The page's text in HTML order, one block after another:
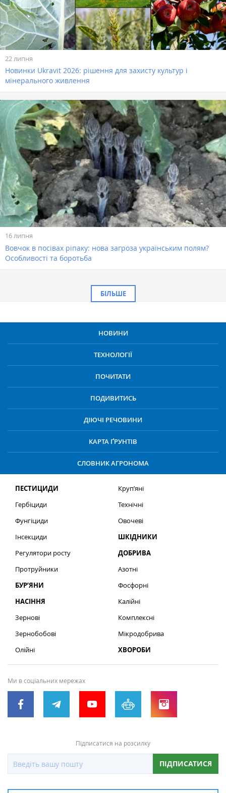
22 липня
Новинки Ukravit 2026: рішення для захисту культур і
мінерального живлення
16 липня
Вовчок в посівах ріпаку: нова загроза українським полям?
Особливості та боротьба
БІЛЬШЕ
НОВИНИ
ТЕХНОЛОГІЇ
ПОЧИТАТИ
ПОДИВИТИСЬ
ДІЮЧІ РЕЧОВИНИ
КАРТА ҐРУНТІВ
СЛОВНИК АГРОНОМА
ПЕСТИЦИДИ
Гербіциди
Фунгіциди
Інсекциди
Регулятори росту
Протруйники
БУР’ЯНИ
НАСІННЯ
Зернові
Зернобобові
Олійні
Круп’яні
Технічні
Овочеві
ШКІДНИКИ
ДОБРИВА
Азотні
Фосфорні
Калійні
Комплексні
Мікродобрива
ХВОРОБИ
Ми в соціальних мережах
Підписатися на розсилку
ПІДПИСАТИСЯ